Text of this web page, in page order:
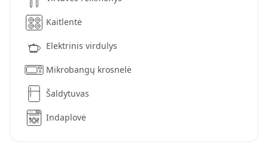
Kaitlentė
Elektrinis virdulys
Mikrobangų krosnelė
Šaldytuvas
Indaplovė